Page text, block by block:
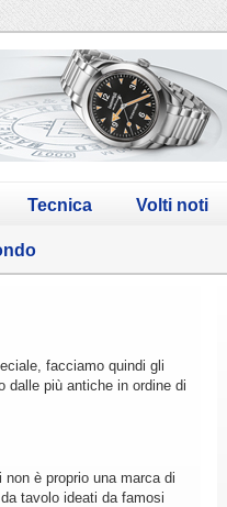
Tecnica Volti noti
facciamo quindi gli
dalle più antiche in ordine di
è proprio una marca di
tavolo ideati da famosi